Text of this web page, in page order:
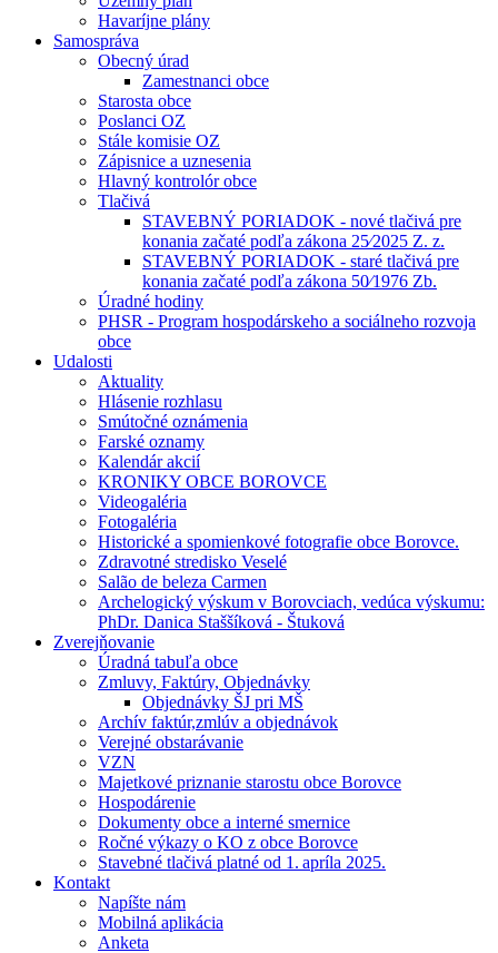
Havaríjne plány
Samospráva
Obecný úrad
Zamestnanci obce
Starosta obce
Poslanci OZ
Stále komisie OZ
Zápisnice a uznesenia
Hlavný kontrolór obce
Tlačivá
STAVEBNÝ PORIADOK - nové tlačivá pre
konania začaté podľa zákona 25⁄2025 Z. z.
STAVEBNÝ PORIADOK - staré tlačivá pre
konania začaté podľa zákona 50⁄1976 Zb.
Úradné hodiny
PHSR - Program hospodárskeho a sociálneho rozvoja
obce
Udalosti
Aktuality
Hlásenie rozhlasu
Smútočné oznámenia
Farské oznamy
Kalendár akcií
KRONIKY OBCE BOROVCE
Videogaléria
Fotogaléria
Historické a spomienkové fotografie obce Borovce.
Zdravotné stredisko Veselé
Salão de beleza Carmen
Archelogický výskum v Borovciach, vedúca výskumu:
PhDr. Danica Staššíková - Štuková
Zverejňovanie
Úradná tabuľa obce
Zmluvy, Faktúry, Objednávky
Objednávky ŠJ pri MŠ
Archív faktúr,zmlúv a objednávok
Verejné obstarávanie
VZN
Majetkové priznanie starostu obce Borovce
Hospodárenie
Dokumenty obce a interné smernice
Ročné výkazy o KO z obce Borovce
Stavebné tlačivá platné od 1. apríla 2025.
Kontakt
Napíšte nám
Mobilná aplikácia
Anketa